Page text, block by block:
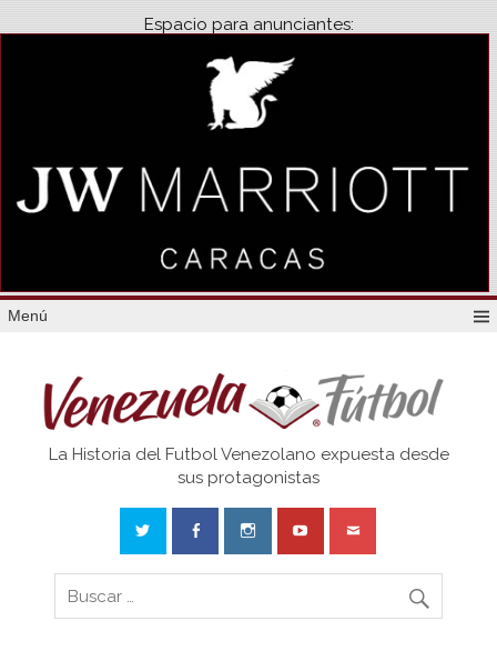
Espacio para anunciantes:
Menú
Venezuela
La Historia del Futbol Venezolano expuesta desde
sus protagonistas